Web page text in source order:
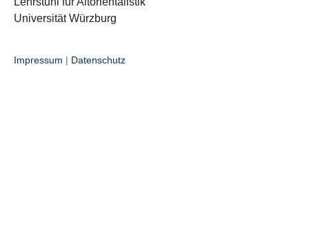
Universität Würzburg
Impressum | Datenschutz